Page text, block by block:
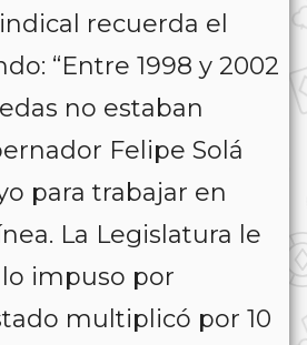
recuerda el
“Entre 1998 y 2002
no estaban
Felipe Solá
para trabajar en
La Legislatura le
impuso por
multiplicó por 10